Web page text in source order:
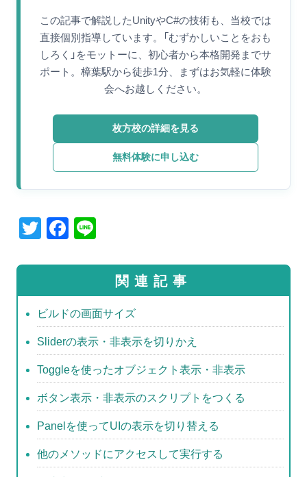
この記事で解説したUnityやC#の技術も、当校では
直接個別指導しています。「むずかしいことをおも
しろく」をモットーに、初心者から本格開発までサ
ポート。樟葉駅から徒歩1分、まずはお気軽に体験
会へお越しください。
枚方校の詳細を見る
無料体験に申し込む
T
tt
er
F
c
e
b
o
o
k
e 関連記事
ビルドの画面サイズ
Sliderの表示・非表示を切りかえ
Toggleを使ったオブジェクト表示・非表示
ボタン表示・非表示のスクリプトをつくる
Panelを使ってUIの表示を切り替える
他のメソッドにアクセスして実行する